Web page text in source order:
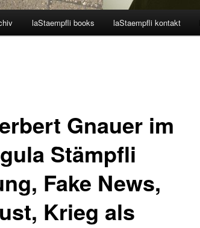
laStaempfli books laStaempfli kontakt
Gnauer im
Stämpfli
Fake News,
Krieg als